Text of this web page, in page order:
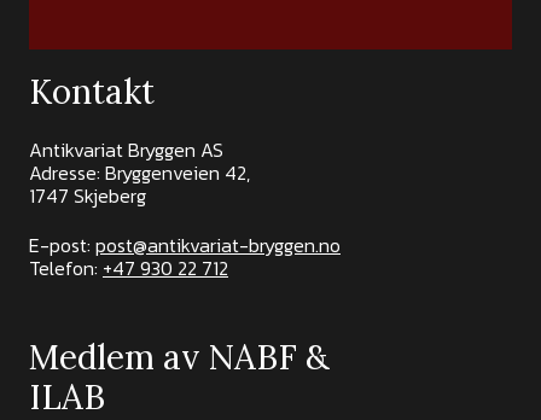
Kontakt
Antikvariat Bryggen AS
Adresse: Bryggenveien 42,
1747 Skjeberg
E-post: post@antikvariat-bryggen.no
Telefon: +47 930 22 712
Medlem av NABF &
ILAB